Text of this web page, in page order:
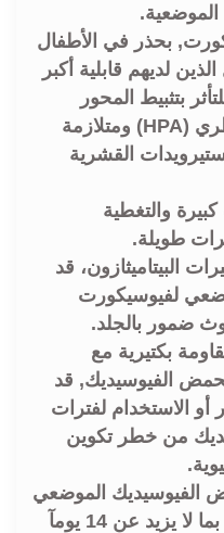
بحذر في الأطفال
لديهم قابلية أكبر
بتثبيط المحور
الوطائي النخامي الكظري (HPA) ومتلازمة
القشرية
والتغطية
طويلة.
البيتاميثازون، قد
لفيوسيكورت
ضمور بالجلد.
بكتيرية مع
الفيوسيديك, قد
أو الاستخدام لفترات
من خطر تكوين
الفيوسيديك الموضعي
وفاليرات البيتاميثازون بما لا يزيد عن 14 يومآ